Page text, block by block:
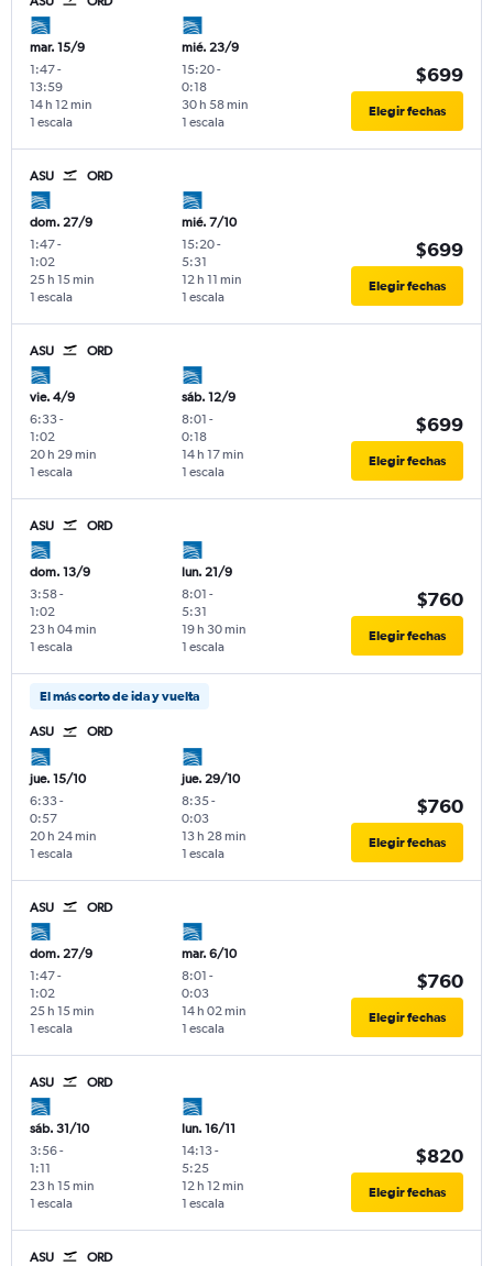
mar. 15/9
1:47-
13:59
1 escala
14 h 12 min
mié. 23/9
15:20-
0:18
1 escala
30 h 58 min
$699
Elegir fechas
ASU ORD
dom. 27/9
1:47-
1:02
1 escala
25 h 15 min
mié. 7/10
15:20-
5:31
1 escala
12 h 11 min
$699
Elegir fechas
ASU ORD
vie. 4/9
6:33-
1:02
1 escala
20 h 29 min
sáb. 12/9
8:01 -
0:18
1 escala
14 h 17 min
$699
Elegir fechas
ASU ORD
dom. 13/9
3:58-
1:02
1 escala
23 h 04 min
lun. 21/9
8:01 -
5:31
1 escala
19 h 30 min
$760
Elegir fechas
El más corto de ida y vuelta
ASU ORD
jue. 15/10
6:33-
0:57
1 escala
20 h 24 min
jue. 29/10
8:35-
0:03
1 escala
13 h 28 min
$760
Elegir fechas
ASU ORD
dom. 27/9
1:47-
1:02
1 escala
25 h 15 min
mar. 6/10
8:01 -
0:03
1 escala
14 h 02 min
$760
Elegir fechas
ASU ORD
sáb. 31/10
3:56-
1:11
1 escala
23 h 15 min
lun. 16/11
14:13-
5:25
1 escala
12 h 12 min
$820
Elegir fechas
ASU ORD